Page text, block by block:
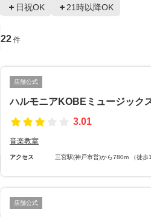
日祝OK 21時以降OK
22 件
店舗公式
ハルモニアKOBEミュージック
3.01
音楽教室
アクセス 三宮駅(神戸市営)から780m （徒歩
店舗公式